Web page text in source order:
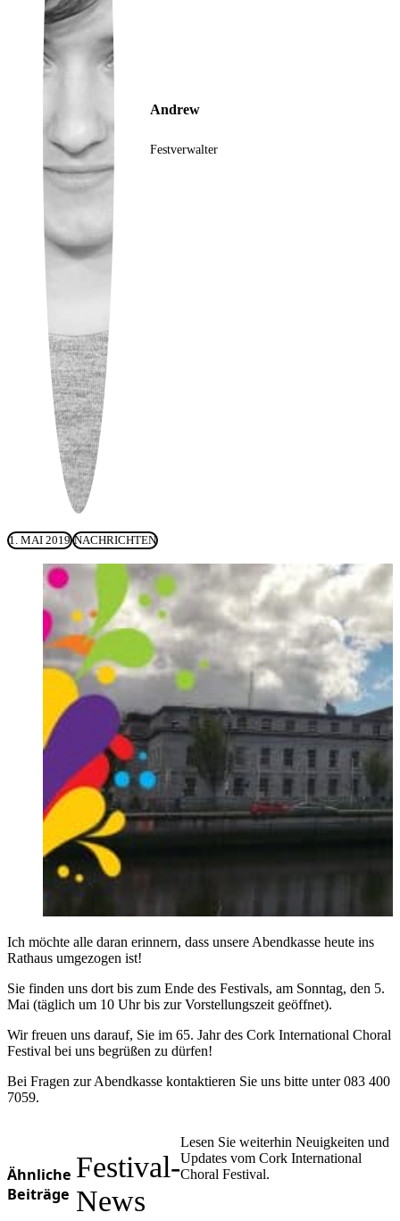
Ukrainian
Andrew
Festverwalter
1. MAI 2019 NACHRICHTEN
Ich möchte alle daran erinnern, dass unsere Abendkasse heute ins
Rathaus umgezogen ist!
Sie finden uns dort bis zum Ende des Festivals, am Sonntag, den 5.
Mai (täglich um 10 Uhr bis zur Vorstellungszeit geöffnet).
Wir freuen uns darauf, Sie im 65. Jahr des Cork International Choral
Festival bei uns begrüßen zu dürfen!
Bei Fragen zur Abendkasse kontaktieren Sie uns bitte unter 083 400
7059.
Ähnliche
Beiträge
Festival-
News
Lesen Sie weiterhin Neuigkeiten und
Updates vom Cork International
Choral Festival.